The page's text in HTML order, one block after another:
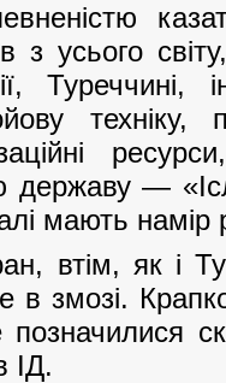
з усього
Туреччині,
техніку,
державу —
мають
втім, як і
в змозі.
позначилися
ІД.